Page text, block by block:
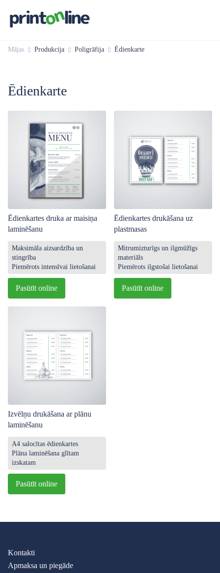
Mājas Produkcija Poligrāfija Ēdienkarte
Ēdienkarte
Ēdienkartes druka ar maisiņa
laminēšanu
Maksimāla aizsardzība un
stingrība
Piemērots intensīvai lietošanai
Pasūtīt online
Ēdienkartes drukāšana uz
plastmasas
Mitrumizturīgs un ilgmūžīgs
materiāls
Piemērots ilgstošai lietošanai
Pasūtīt online
Izvēlņu drukāšana ar plānu
laminēšanu
A4 salocītas ēdienkartes
Plāna laminēšana glītam
izskatam
Pasūtīt online
Kontakti
Apmaksa un piegāde